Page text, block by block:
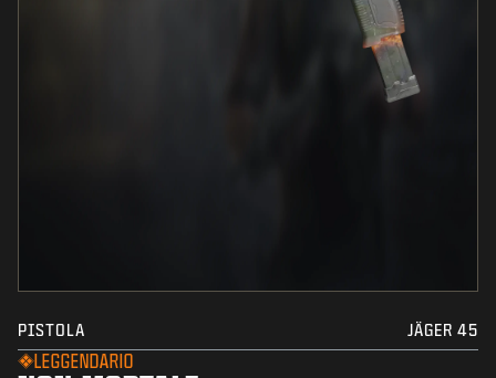
PISTOLA JÄGER 45
LEGGENDARIO